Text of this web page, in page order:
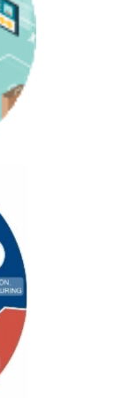
Sostenibile
Economia